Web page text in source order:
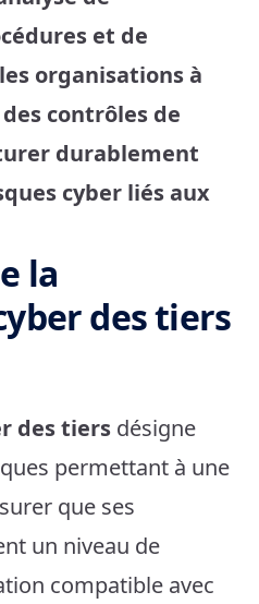
et de
organisations à
contrôles de
durablement
cyber liés aux
la
des tiers
des tiers désigne
permettant à une
que ses
un niveau de
compatible avec